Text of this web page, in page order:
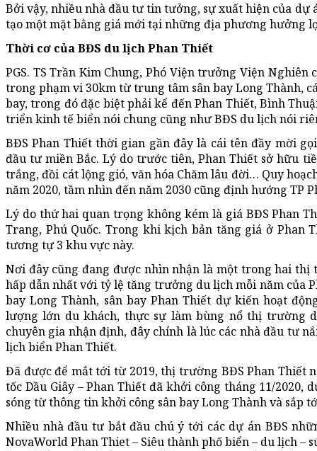
Bởi vậy, nhiều nhà đầu tư tin tưởng, sự xuất hiện của dự
tạo một mặt bằng giá mới tại những địa phương hưởng
Thời cơ của BĐS du lịch Phan Thiết
PGS. TS Trần Kim Chung, Phó Viện trưởng Viện
trong phạm vi 30km từ trung tâm sân bay Long Thành,
bay, trong đó đặc biệt phải kể đến Phan Thiết, Bình
triển kinh tế biển nói chung cũng như BĐS du lịch nói
BĐS Phan Thiết thời gian gần đây là cái tên đầy mời
đầu tư miền Bắc. Lý do trước tiên, Phan Thiết sở hữu
trắng, đồi cát lộng gió, văn hóa Chăm lâu đời… Quy
năm 2020, tầm nhìn đến năm 2030 cũng định hướng TP
Lý do thứ hai quan trọng không kém là giá BĐS Phan
Trang, Phú Quốc. Trong khi kịch bản tăng giá ở Phan
tương tự 3 khu vực này.
Nơi đây cũng đang được nhìn nhận là một trong hai
hấp dẫn nhất với tỷ lệ tăng trưởng du lịch mỗi năm của
bay Long Thành, sân bay Phan Thiết dự kiến hoạt
lượng lớn du khách, thực sự làm bùng nổ thị trường
chuyên gia nhận định, đây chính là lúc các nhà đầu tư
lịch biển Phan Thiết.
Đã được để mắt tới từ 2019, thị trường BĐS Phan Thiết
tốc Dầu Giây – Phan Thiết đã khởi công tháng 11/2020,
sóng từ thông tin khởi công sân bay Long Thành và sắp
Nhiều nhà đầu tư bắt đầu chú ý tới các dự án BĐS
NovaWorld Phan Thiet – Siêu thành phố biển – du lịch –